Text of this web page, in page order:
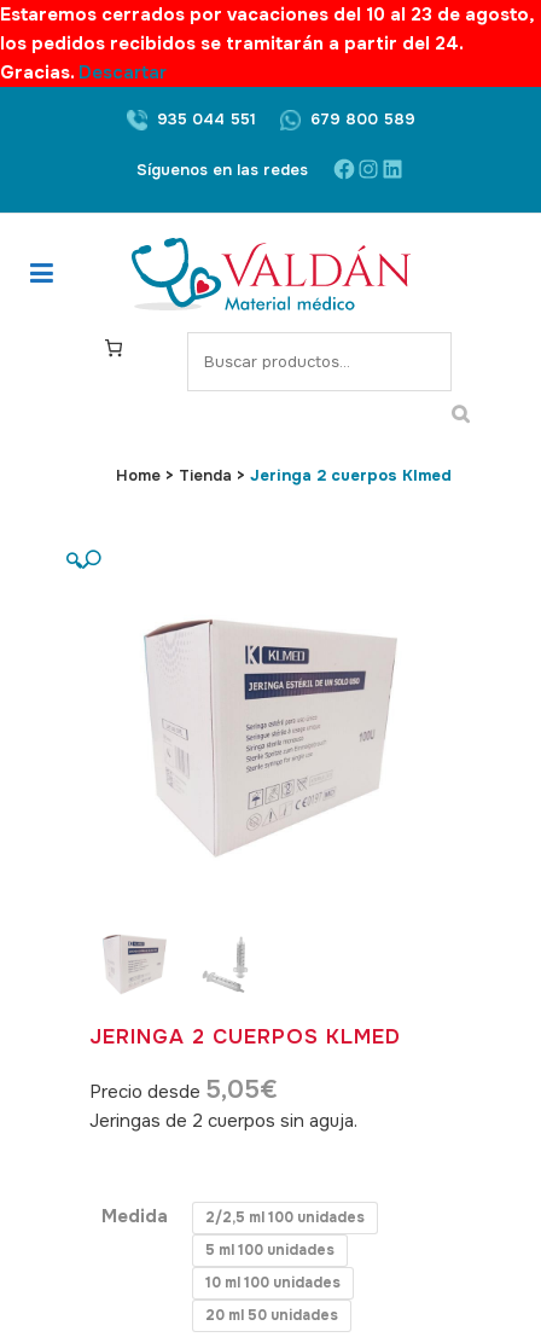
Estaremos cerrados por vacaciones del 10 al 23 de agosto,
los pedidos recibidos se tramitarán a partir del 24.
Gracias. Descartar
935 044 551 679 800 589
Síguenos en las redes Facebook
Instagram
LinkedIn
S
e
Home > Tienda > Jeringa 2 cuerpos Klmed
🔍
JERINGA 2 CUERPOS KLMED
Precio desde 5,05€
Jeringas de 2 cuerpos sin aguja.
Medida
2/2,5 ml 100 unidades
5 ml 100 unidades
10 ml 100 unidades
20 ml 50 unidades